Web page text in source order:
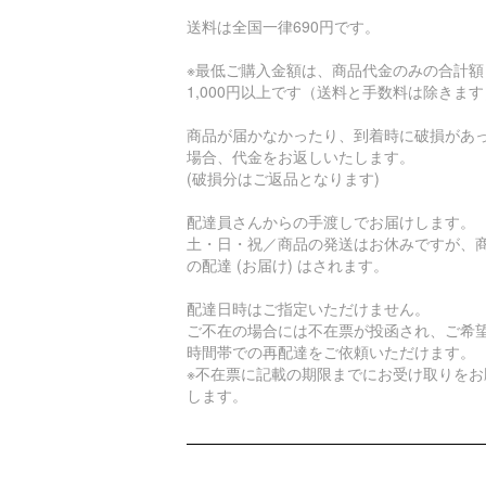
送料は全国一律690円です。
※最低ご購入金額は、商品代金のみの合計額
1,000円以上です（送料と手数料は除きます
商品が届かなかったり、到着時に破損があ
場合、代金をお返しいたします。
(破損分はご返品となります)
配達員さんからの手渡しでお届けします。
土・日・祝／商品の発送はお休みですが、
の配達 (お届け) はされます。
配達日時はご指定いただけません。
ご不在の場合には不在票が投函され、ご希
時間帯での再配達をご依頼いただけます。
※不在票に記載の期限までにお受け取りを
します。